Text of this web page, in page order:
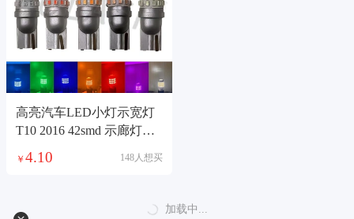
高亮汽车LED小灯示宽灯
T10 2016 42smd 示廊灯牌
￥ 4.10 148人想买
加载中...